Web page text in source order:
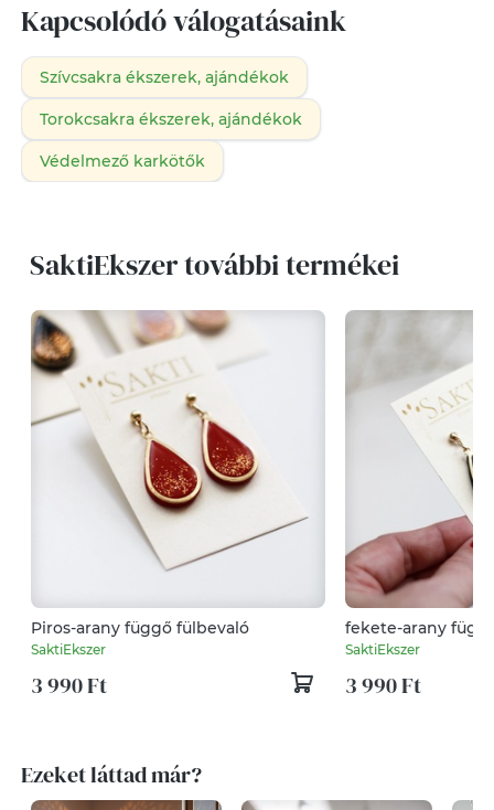
Kapcsolódó válogatásaink
Szívcsakra ékszerek, ajándékok
Torokcsakra ékszerek, ajándékok
Védelmező karkötők
SaktiEkszer további termékei
Piros-arany függő fülbevaló
SaktiEkszer
3 990 Ft
fekete-arany
SaktiEkszer
3 990 Ft
Ezeket láttad már?